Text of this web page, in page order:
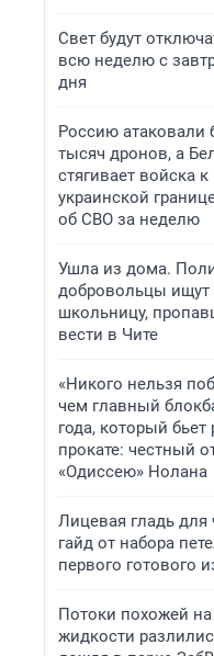
Свет будут
всю неделю с
дня
Россию атаковали
тысяч дронов, а
стягивает войска к
украинской
об СВО за неделю
Ушла из дома.
добровольцы
школьницу,
вести в Чите
«Никого нельзя
чем главный
года, который
прокате: честный
«Одиссею» Нолана
Лицевая гладь для
гайд от набора
первого готового
Потоки похожей на
жидкости